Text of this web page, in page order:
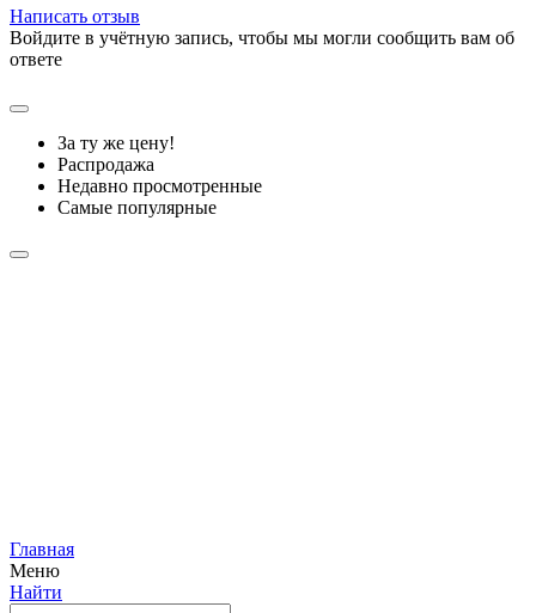
Написать отзыв
Войдите в учётную запись, чтобы мы могли сообщить вам об
ответе
За ту же цену!
Распродажа
Недавно просмотренные
Самые популярные
Главная
Меню
Найти